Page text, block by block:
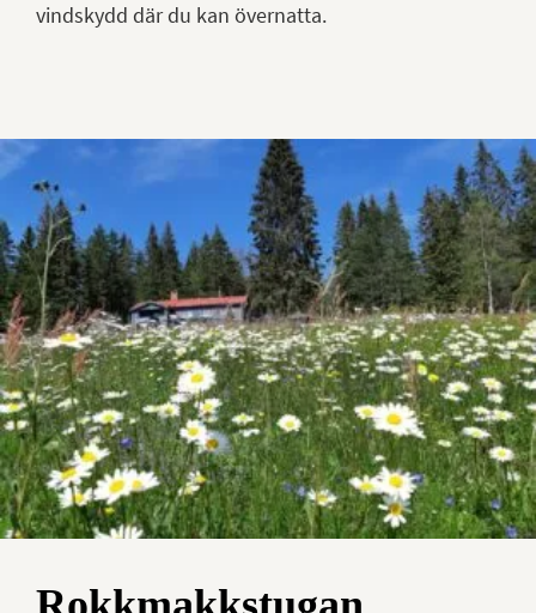
vindskydd där du kan övernatta.